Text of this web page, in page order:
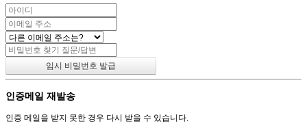
인증메일 재발송
인증 메일을 받지 못한 경우 다시 받을 수 있습니다.